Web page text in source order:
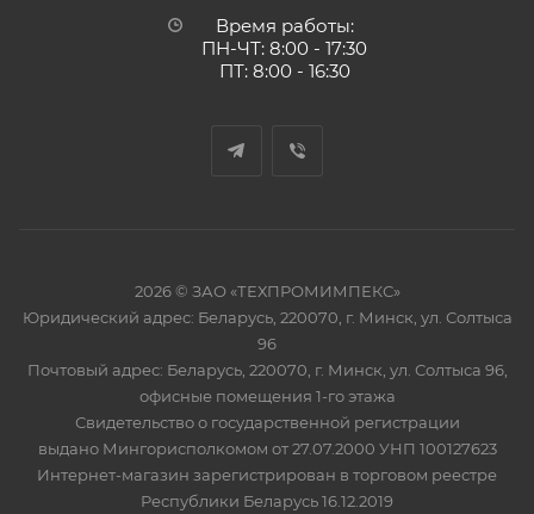
Время работы:
ПН-ЧТ: 8:00 - 17:30
ПТ: 8:00 - 16:30
2026 © ЗАО «ТЕХПРОМИМПЕКС»
Юридический адрес: Беларусь, 220070, г. Минск, ул. Солтыса
96
Почтовый адрес: Беларусь, 220070, г. Минск, ул. Солтыса 96,
офисные помещения 1-го этажа
Свидетельство о государственной регистрации
выдано Мингорисполкомом от 27.07.2000 УНП 100127623
Интернет-магазин зарегистрирован в торговом реестре
Республики Беларусь 16.12.2019